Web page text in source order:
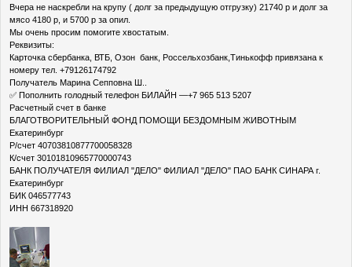
Вчера не наскребли на крупу ( долг за предыдущую отгрузку) 21740 р и долг за
мясо 4180 р, и 5700 р за опил.
Мы очень просим помогите хвостатым.
Реквизиты:
Карточка сбербанка, ВТБ, Озон банк, Россельхозбанк,Тинькофф привязана к
номеру тел. +79126174792
Получатель Марина Сепповна Ш..
✅ Пополнить голодный телефон БИЛАЙН —+7 965 513 5207
Расчетный счет в банке
БЛАГОТВОРИТЕЛЬНЫЙ ФОНД ПОМОЩИ БЕЗДОМНЫМ ЖИВОТНЫМ
Екатеринбург
Р/счет 40703810877700058328
К/счет 30101810965770000743
БАНК ПОЛУЧАТЕЛЯ ФИЛИАЛ "ДЕЛО" ФИЛИАЛ "ДЕЛО" ПАО БАНК СИНАРА г.
Екатеринбург
БИК 046577743
ИНН 667318920